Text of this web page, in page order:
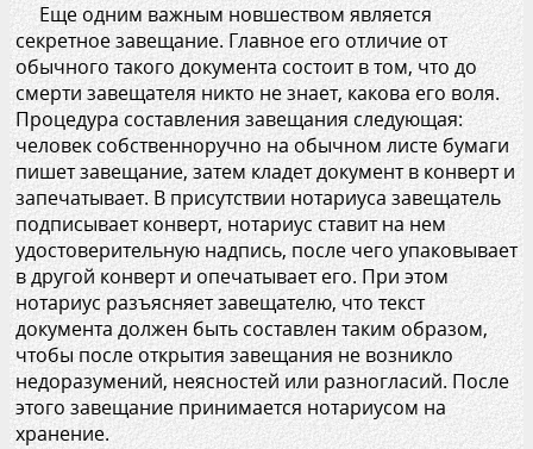
Еще одним важным новшеством является
секретное завещание. Главное его отличие от
обычного такого документа состоит в том, что до
смерти завещателя никто не знает, какова его воля.
Процедура составления завещания следующая:
человек собственноручно на обычном листе бумаги
пишет завещание, затем кладет документ в конверт и
запечатывает. В присутствии нотариуса завещатель
подписывает конверт, нотариус ставит на нем
удостоверительную надпись, после чего упаковывает
в другой конверт и опечатывает его. При этом
нотариус разъясняет завещателю, что текст
документа должен быть составлен таким образом,
чтобы после открытия завещания не возникло
недоразумений, неясностей или разногласий. После
этого завещание принимается нотариусом на
хранение.